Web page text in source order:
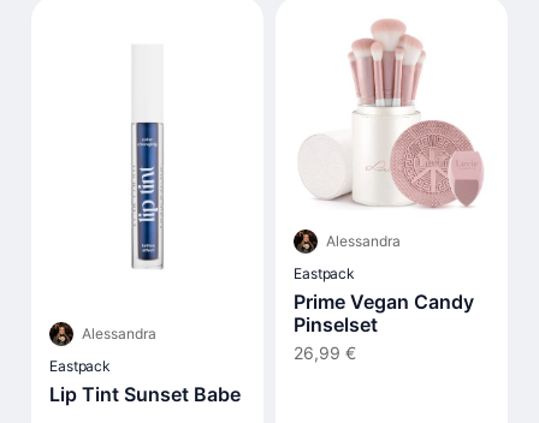
Alessandra
Eastpack
Lip Tint Sunset Babe
Alessandra
Eastpack
Prime Vegan Candy
Pinselset
26,99 €